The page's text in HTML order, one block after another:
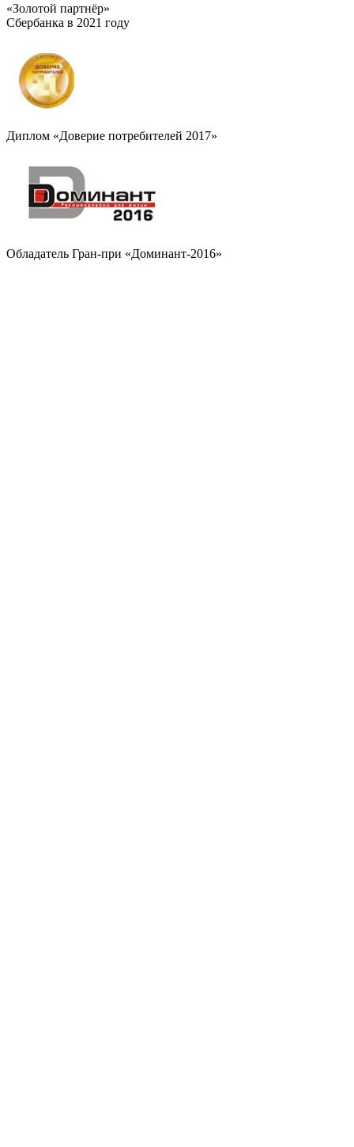
«Золотой партнёр»
Сбербанка в 2021 году
Диплом «Доверие потребителей 2017»
Обладатель Гран-при «Доминант-2016»